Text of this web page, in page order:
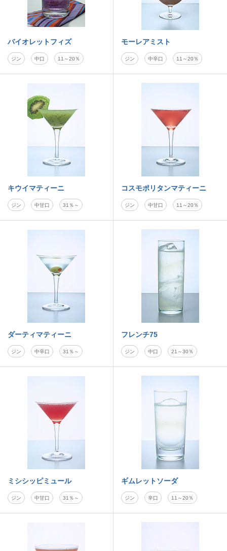
バイオレットフィズ
ジン 中口 11～20％
モーレアミスト
ジン 中辛口 11～20％
キウイマティーニ
ジン 中甘口 31％～
コスモポリタンマティーニ
ジン 中甘口 11～20％
ダーティマティーニ
ジン 中辛口 31％～
フレンチ75
ジン 中口 21～30％
ミシシッピミュール
ジン 中甘口 31％～
ギムレットソーダ
ジン 辛口 11～20％